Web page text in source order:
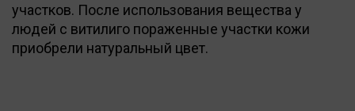
участков. После использования вещества у
людей с витилиго пораженные участки кожи
приобрели натуральный цвет.